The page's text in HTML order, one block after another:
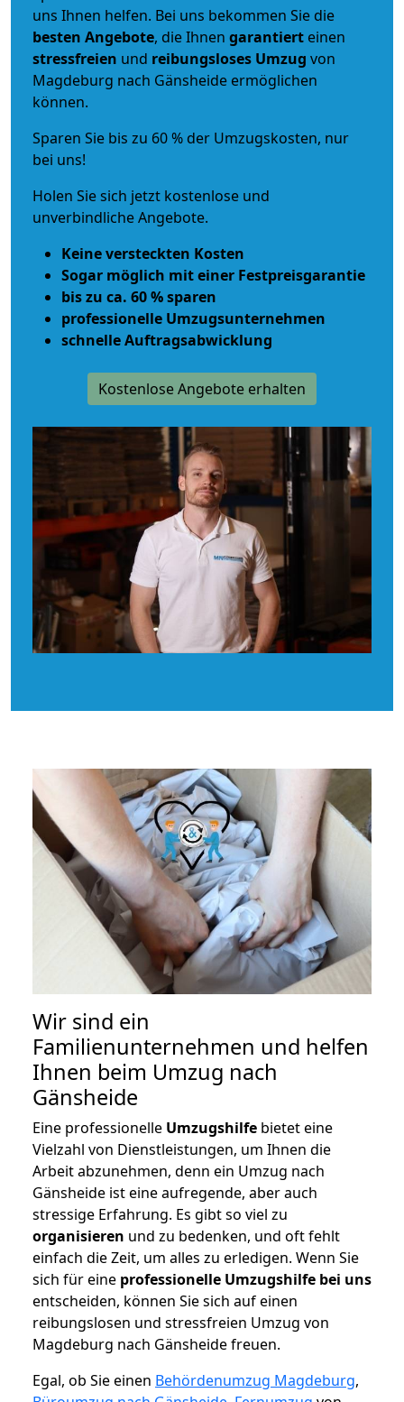
uns Ihnen helfen. Bei uns bekommen Sie die
besten Angebote, die Ihnen garantiert einen
stressfreien und reibungsloses Umzug von
Magdeburg nach Gänsheide ermöglichen
können.
Sparen Sie bis zu 60 % der Umzugskosten, nur
bei uns!
Holen Sie sich jetzt kostenlose und
unverbindliche Angebote.
Keine versteckten Kosten
Sogar möglich mit einer Festpreisgarantie
bis zu ca. 60 % sparen
professionelle Umzugsunternehmen
schnelle Auftragsabwicklung
Kostenlose Angebote erhalten
Wir sind ein
Familienunternehmen und helfen
Ihnen beim Umzug nach
Gänsheide
Eine professionelle Umzugshilfe bietet eine
Vielzahl von Dienstleistungen, um Ihnen die
Arbeit abzunehmen, denn ein Umzug nach
Gänsheide ist eine aufregende, aber auch
stressige Erfahrung. Es gibt so viel zu
organisieren und zu bedenken, und oft fehlt
einfach die Zeit, um alles zu erledigen. Wenn Sie
sich für eine professionelle Umzugshilfe bei uns
entscheiden, können Sie sich auf einen
reibungslosen und stressfreien Umzug von
Magdeburg nach Gänsheide freuen.
Egal, ob Sie einen Behördenumzug Magdeburg,